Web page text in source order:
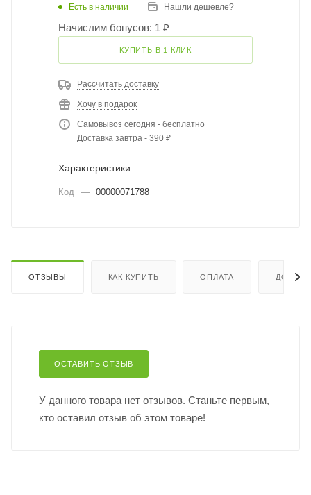
Есть в наличии Нашли дешевле?
Начислим бонусов: 1 ₽
КУПИТЬ В 1 КЛИК
Рассчитать доставку
Хочу в подарок
Самовывоз сегодня - бесплатно
Доставка завтра - 390 ₽
Характеристики
Код — 00000071788
ОТЗЫВЫ КАК КУПИТЬ ОПЛАТА
ОСТАВИТЬ ОТЗЫВ
У данного товара нет отзывов. Станьте первым,
кто оставил отзыв об этом товаре!